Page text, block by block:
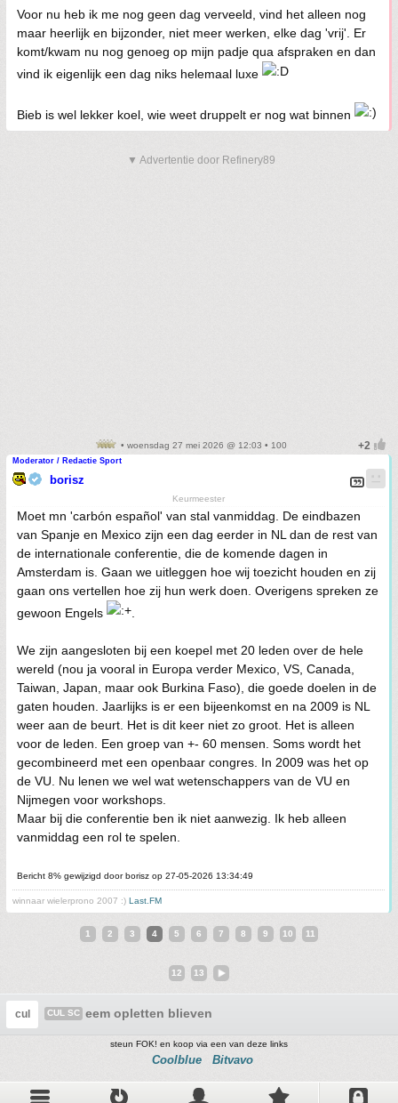
Voor nu heb ik me nog geen dag verveeld, vind het alleen nog
maar heerlijk en bijzonder, niet meer werken, elke dag 'vrij'. Er
komt/kwam nu nog genoeg op mijn padje qua afspraken en dan
vind ik eigenlijk een dag niks helemaal luxe
Bieb is wel lekker koel, wie weet druppelt er nog wat binnen
▼ Advertentie door Refinery89
• woensdag 27 mei 2026 @ 12:03 • 100
Moderator / Redactie Sport
borisz
Keurmeester
Moet mn 'carbón español' van stal vanmiddag. De eindbazen
van Spanje en Mexico zijn een dag eerder in NL dan de rest van
de internationale conferentie, die de komende dagen in
Amsterdam is. Gaan we uitleggen hoe wij toezicht houden en zij
gaan ons vertellen hoe zij hun werk doen. Overigens spreken ze
gewoon Engels
We zijn aangesloten bij een koepel met 20 leden over de hele
wereld (nou ja vooral in Europa verder Mexico, VS, Canada,
Taiwan, Japan, maar ook Burkina Faso), die goede doelen in de
gaten houden. Jaarlijks is er een bijeenkomst en na 2009 is NL
weer aan de beurt. Het is dit keer niet zo groot. Het is alleen
voor de leden. Een groep van +- 60 mensen. Soms wordt het
gecombineerd met een openbaar congres. In 2009 was het op
de VU. Nu lenen we wel wat wetenschappers van de VU en
Nijmegen voor workshops.
Maar bij die conferentie ben ik niet aanwezig. Ik heb alleen
vanmiddag een rol te spelen.
Bericht 8% gewijzigd door borisz op 27-05-2026 13:34:49
winnaar wielerprono 2007 :) Last.FM
1 2 3 4 5 6 7 8 9 10 11
12 13
cul CUL SC eem opletten blieven
steun FOK! en koop via een van deze links
Coolblue Bitvavo